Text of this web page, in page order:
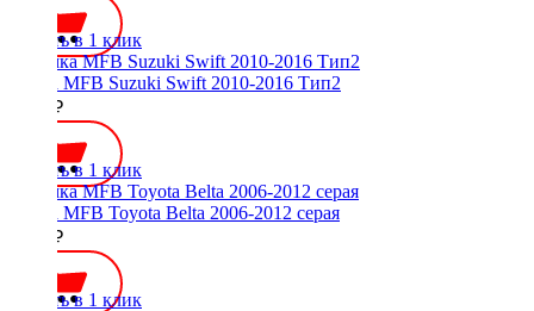
Купить в 1 клик
Рамка MFB Suzuki Swift 2010-2016 Тип2
2000 ₽
Купить в 1 клик
Рамка MFB Toyota Belta 2006-2012 серая
1700 ₽
Купить в 1 клик